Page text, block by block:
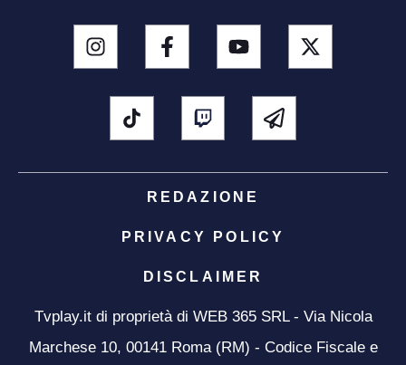
REDAZIONE
PRIVACY POLICY
DISCLAIMER
Tvplay.it di proprietà di WEB 365 SRL - Via Nicola
Marchese 10, 00141 Roma (RM) - Codice Fiscale e